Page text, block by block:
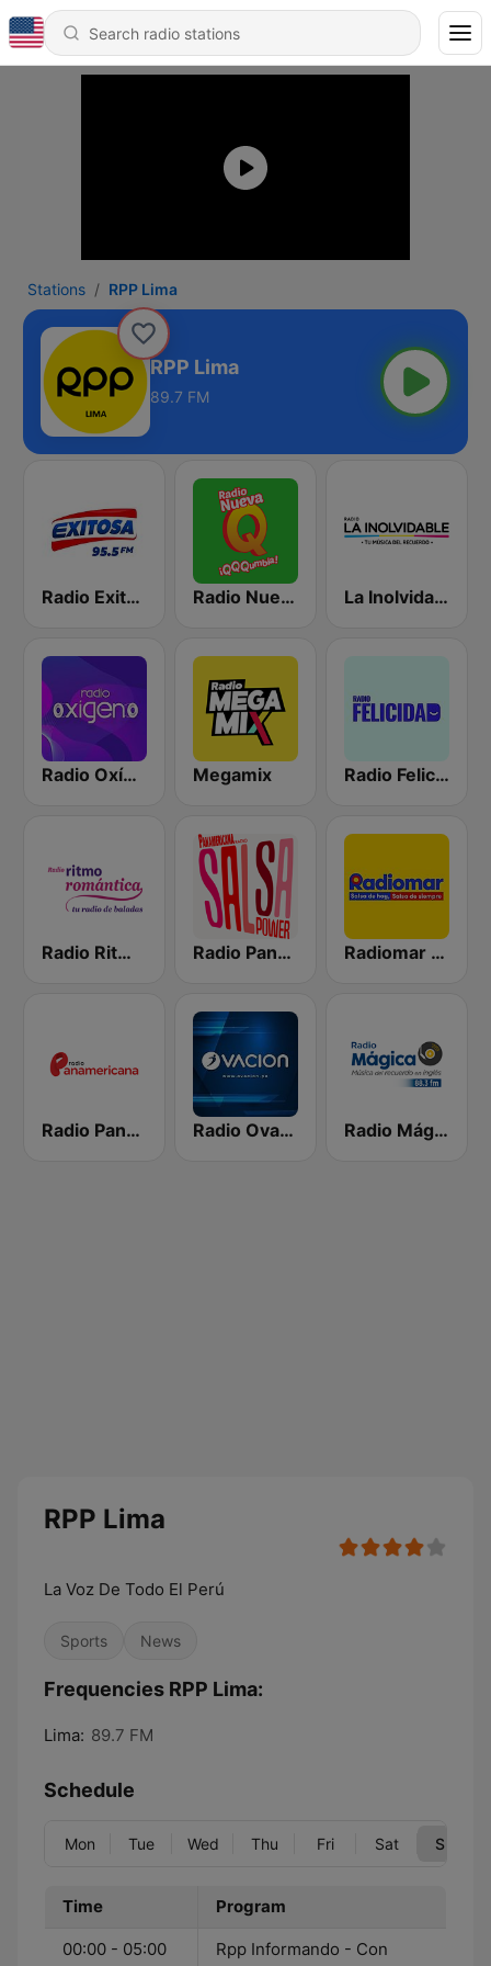
Stations RPP Lima
RPP Lima
89.7 FM
Radio Exitosa Radio Nueva Q La Inolvidable
Radio Oxígeno Megamix Radio Felicidad
Radio Ritmo Romántica Radio Panamericana - Salsa Power Radiomar 106.3 FM
Radio Panamericana Radio Ovación Radio Mágica 88.3 FM
RPP Lima
La Voz De Todo El Perú
Sports News
Frequencies RPP Lima:
Lima: 89.7 FM
Schedule
Mon Tue Wed Thu Fri Sat Sun
Time Program
00:00 - 05:00
Rpp Informando - Con